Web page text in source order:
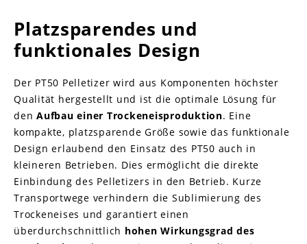
Platzsparendes und
funktionales Design
Der PT50 Pelletizer wird aus Komponenten höchster
Qualität hergestellt und ist die optimale Lösung für
den Aufbau einer Trockeneisproduktion. Eine
kompakte, platzsparende Größe sowie das funktionale
Design erlaubend den Einsatz des PT50 auch in
kleineren Betrieben. Dies ermöglicht die direkte
Einbindung des Pelletizers in den Betrieb. Kurze
Transportwege verhindern die Sublimierung des
Trockeneises und garantiert einen
überdurchschnittlich hohen Wirkungsgrad des